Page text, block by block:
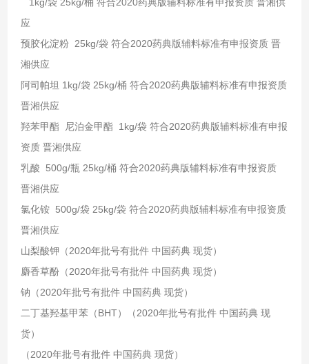
应
预胶化淀粉 25kg/袋 符合2020药典版辅料标准有申报资质 晋
湘供应
阿司帕坦 1kg/袋 25kg/桶 符合2020药典版辅料标准有申报资质
晋湘供应
羟苯甲酯 尼泊金甲酯 1kg/袋 符合2020药典版辅料标准有申报
资质 晋湘供应
乳酸 500g/瓶 25kg/桶 符合2020药典版辅料标准有申报资质
晋湘供应
氯化铵 500g/袋 25kg/袋 符合2020药典版辅料标准有申报资质
晋湘供应
山梨酸钾（2020年批号有批件 中国药典 现货）
麝香草酚（2020年批号有批件 中国药典 现货）
钠（2020年批号有批件 中国药典 现货）
二丁基羟基甲苯（BHT）（2020年批号有批件 中国药典 现
货）
（2020年批号有批件 中国药典 现货）